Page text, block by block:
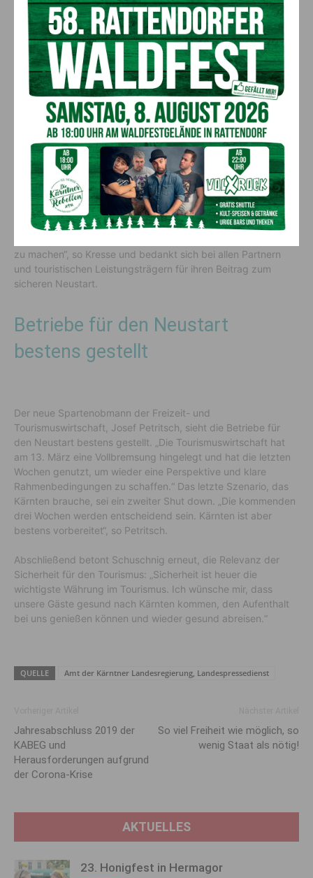
Entschlossene Tourismuspolitik war auch die Basis dafür,
„dass die Region Wörthersee eine von österreichweit fünf
Pilotregionen für Corona-Testungen im Tourismus wird. Damit
können wir jetzt rechtzeitig zum Start der Sommersaison über
500 Betriebe in der Region testen und mehr Sicherheit
forcieren. Ziel dieser Strategie ist es, Betriebsschließungen in
der Saison zu vermeiden“, betont der Tourismusreferent.
Sicherheit steht auch für den Geschäftsführer der Kärnten
Werbung, Christian Kresse, an oberster Stelle. Die Chance,
neue Gäste zu gewinnen, sei optimal zu nutzen. „Wir haben
heuer die Möglichkeit neue Gäste, die einen Kärnten Urlaub
sonst nicht am Radar gehabt hätten, für Kärnten zu
begeistern.“ Die heurige Saison in Zahlen zu gießen sei nicht
möglich. „Es gilt möglichst viele Gäste vom Kärntner
zu machen“, so Kresse und bedankt sich bei allen Partnern
und touristischen Leistungsträgern für ihren Beitrag zum
sicheren Neustart.
Betriebe für den Neustart
bestens gestellt
Der neue Spartenobmann der Freizeit- und
Tourismuswirtschaft, Josef Petritsch, sieht die Betriebe für
den Neustart bestens gestellt. „Die Tourismuswirtschaft hat
am 13. März eine Vollbremsung hingelegt und hat die letzten
Wochen genutzt, um wieder eine Perspektive und klare
Rahmenbedingungen zu schaffen.“ Das letzte Szenario, das
Kärnten brauche, sei ein zweiter Shut down. „Die kommenden
drei Wochen werden entscheidend sein. Kärnten ist aber
bestens vorbereitet“, so Petritsch.
Abschließend betont Schuschnig erneut, die Relevanz der
Sicherheit für den Tourismus: „Sicherheit ist heuer die
wichtigste Währung im Tourismus. Ich wünsche mir, dass
unsere Gäste gesund nach Kärnten kommen, den Aufenthalt
bei uns genießen können und wieder gesund abreisen.“
QUELLE Amt der Kärntner Landesregierung, Landespressedienst
Jahresabschluss 2019 der
KABEG und
Herausforderungen aufgrund
der Corona-Krise
So viel Freiheit wie möglich, so
wenig Staat als nötig!
AKTUELLES
23. Honigfest in Hermagor